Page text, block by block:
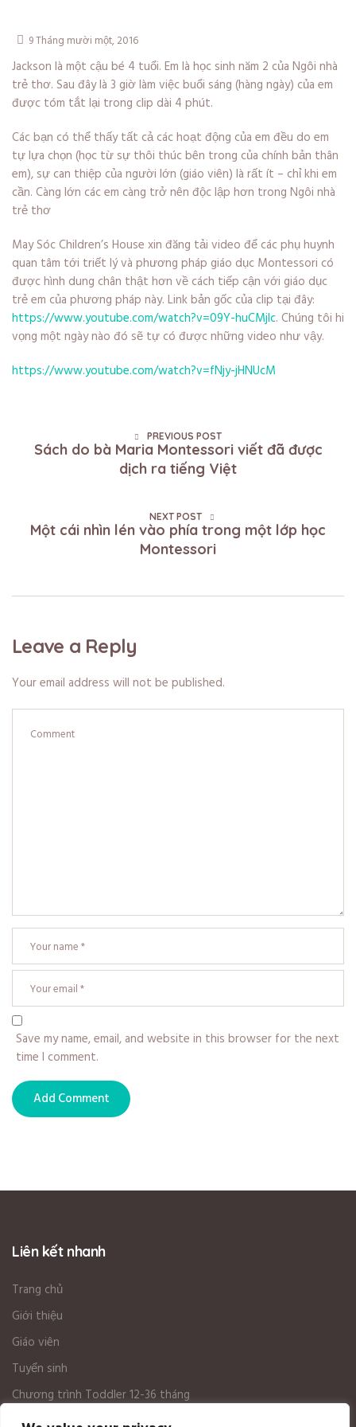
9 Tháng mười một, 2016
Jackson là một cậu bé 4 tuổi. Em là học sinh năm 2 của Ngôi nhà
trẻ thơ. Sau đây là 3 giờ làm việc buổi sáng (hàng ngày) của em
được tóm tắt lại trong clip dài 4 phút.
Các bạn có thể thấy tất cả các hoạt động của em đều do em
tự lựa chọn (học từ sự thôi thúc bên trong của chính bản thân
em), sự can thiệp của người lớn (giáo viên) là rất ít – chỉ khi em
cần. Càng lớn các em càng trở nên độc lập hơn trong Ngôi nhà
trẻ thơ
May Sóc Children’s House xin đăng tải video để các phụ huynh
quan tâm tới triết lý và phương pháp giáo dục Montessori có
được hình dung chân thật hơn về cách tiếp cận với giáo dục
trẻ em của phương pháp này. Link bản gốc của clip tại đây:
https://www.youtube.com/watch?v=09Y-huCMjIc. Chúng tôi hi
vọng một ngày nào đó sẽ tự có được những video như vậy.
https://www.youtube.com/watch?v=fNjy-jHNUcM
PREVIOUS POST
Sách do bà Maria Montessori viết đã được
dịch ra tiếng Việt
NEXT POST
Một cái nhìn lén vào phía trong một lớp học
Montessori
Leave a Reply
Your email address will not be published.
Save my name, email, and website in this browser for the next
time I comment.
Liên kết nhanh
Trang chủ
Giới thiệu
Giáo viên
Tuyển sinh
Chương trình Toddler 12-36 tháng
Chương trình HOC 3-6 tuổi